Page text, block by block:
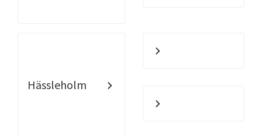
Hässleholm